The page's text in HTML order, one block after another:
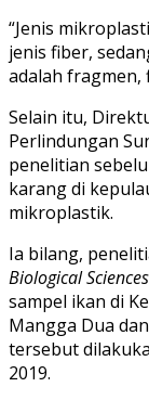
“Jenis
jenis fiber,
adalah fragmen,
Selain itu,
Perlindungan
penelitian
karang di
mikroplastik.
Ia bilang,
Biological Sciences
sampel ikan di
Mangga Dua
tersebut
2019.